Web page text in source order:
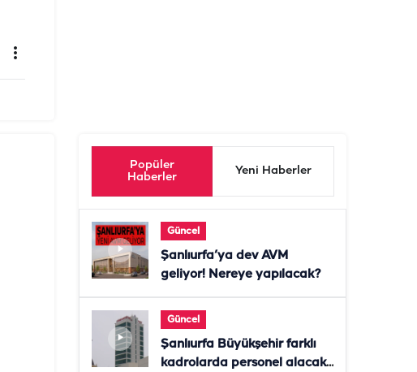
Popüler
Haberler
Yeni Haberler
Güncel
Şanlıurfa’ya dev AVM
geliyor! Nereye yapılacak?
Güncel
Şanlıurfa Büyükşehir farklı
kadrolarda personel alacak!